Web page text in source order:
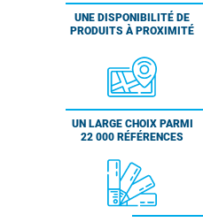
UNE DISPONIBILITÉ DE
PRODUITS À PROXIMITÉ
UN LARGE CHOIX PARMI
22 000 RÉFÉRENCES